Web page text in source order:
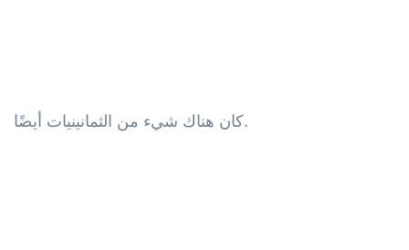
كان هناك شيء من الثمانينيات أيضًا.